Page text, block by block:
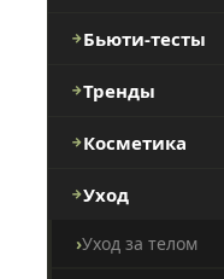
Бьюти-тесты
Тренды
Косметика
Уход
Уход за телом